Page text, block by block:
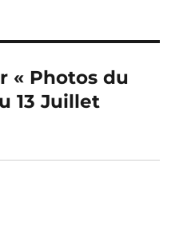
« Photos du
13 Juillet